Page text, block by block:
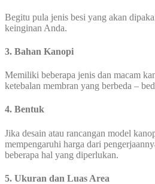
Begitu pula jenis besi yang akan
keinginan Anda.
3. Bahan Kanopi
Memiliki beberapa jenis dan macam
ketebalan membran yang berbeda –
4. Bentuk
Jika desain atau rancangan model
mempengaruhi harga dari
beberapa hal yang diperlukan.
5. Ukuran dan Luas Area